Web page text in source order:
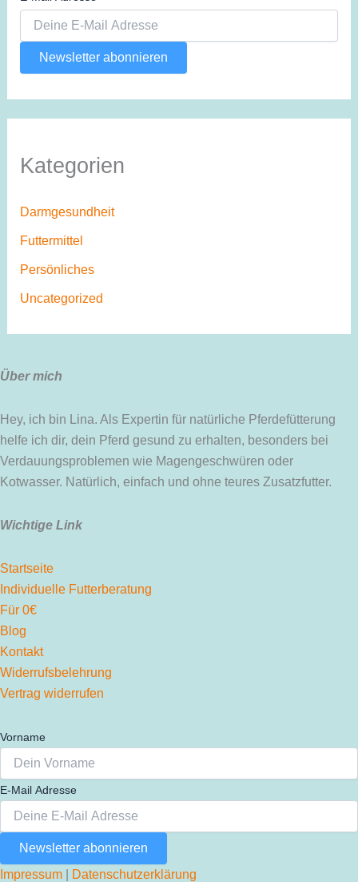
Newsletter abonnieren
Kategorien
Darmgesundheit
Futtermittel
Persönliches
Uncategorized
Über mich
Hey, ich bin Lina. Als Expertin für natürliche Pferdefütterung
helfe ich dir, dein Pferd gesund zu erhalten, besonders bei
Verdauungsproblemen wie Magengeschwüren oder
Kotwasser. Natürlich, einfach und ohne teures Zusatzfutter.
Wichtige Link
Startseite
Individuelle Futterberatung
Für 0€
Blog
Kontakt
Widerrufsbelehrung
Vertrag widerrufen
Vorname
E-Mail Adresse
Newsletter abonnieren
Impressum
Datenschutzerklärung